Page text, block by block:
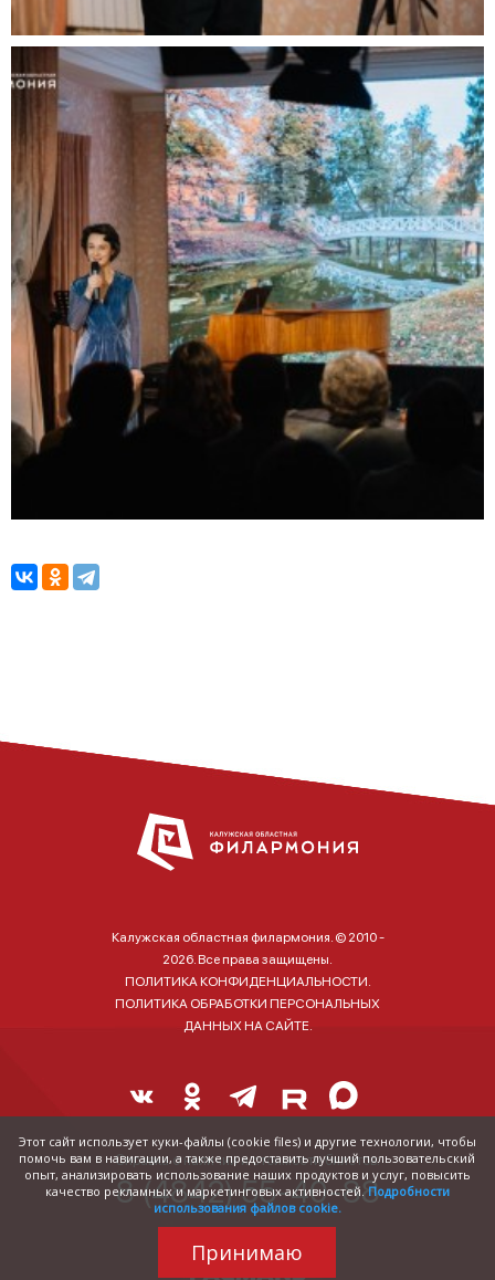
Калужская областная филармония. © 2010 -
2026. Все права защищены.
ПОЛИТИКА КОНФИДЕНЦИАЛЬНОСТИ.
ПОЛИТИКА ОБРАБОТКИ ПЕРСОНАЛЬНЫХ
ДАННЫХ НА САЙТЕ.
Справка о наличии и стоимости билетов:
8 (4842) 55-40-88
Этот сайт использует куки-файлы (cookie files) и другие технологии, чтобы
помочь вам в навигации, а также предоставить лучший пользовательский
опыт, анализировать использование наших продуктов и услуг, повысить
качество рекламных и маркетинговых активностей. Подробности
использования файлов cookie.
Принимаю